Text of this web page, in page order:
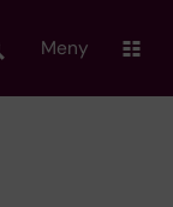
Meny